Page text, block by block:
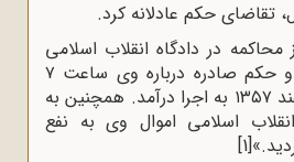
تقاضای حکم عادلانه کرد.
در دادگاه انقلاب اسلامی
به اعدام محکوم شد و حکم صادره درباره وی ساعت ۷
صبح روز جمعه ۱۸ اسفند ۱۳۵۷ به اجرا درآمد. همچنین به
اسلامی اموال وی به نفع
[1]